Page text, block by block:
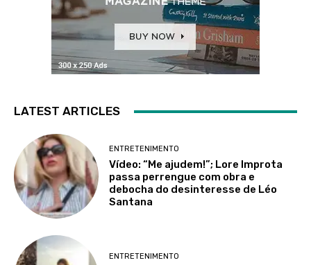
LATEST ARTICLES
ENTRETENIMENTO
Vídeo: “Me ajudem!”; Lore Improta
passa perrengue com obra e
debocha do desinteresse de Léo
Santana
ENTRETENIMENTO